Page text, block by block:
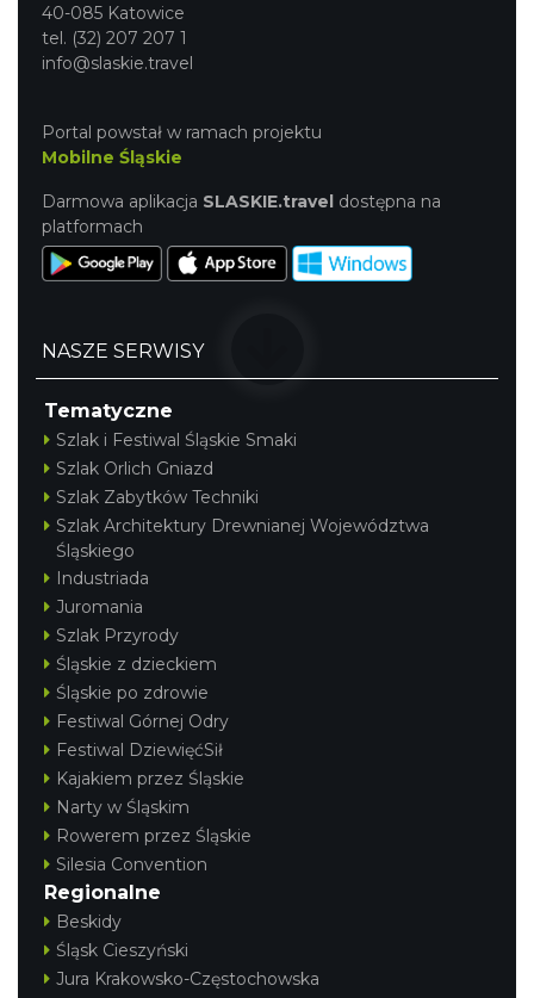
40-085 Katowice
tel. (32) 207 207 1
info@slaskie.travel
Portal powstał w ramach projektu
Mobilne Śląskie
Darmowa aplikacja SLASKIE.travel dostępna na
platformach
NASZE SERWISY
Tematyczne
Szlak i Festiwal Śląskie Smaki
Szlak Orlich Gniazd
Szlak Zabytków Techniki
Szlak Architektury Drewnianej Województwa
Śląskiego
Industriada
Juromania
Szlak Przyrody
Śląskie z dzieckiem
Śląskie po zdrowie
Festiwal Górnej Odry
Festiwal DziewięćSił
Kajakiem przez Śląskie
Narty w Śląskim
Rowerem przez Śląskie
Silesia Convention
Regionalne
Beskidy
Śląsk Cieszyński
Jura Krakowsko-Częstochowska